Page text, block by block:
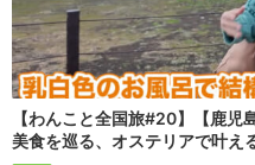
【わんこと全国旅#20】【鹿児
美食を巡る、オステリアで叶え